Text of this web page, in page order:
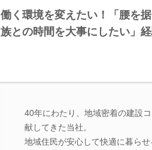
働く環境を変えたい！「腰を
族との時間を大事にしたい」
40年にわたり、地域密着の建設
献してきた当社。
地域住民が安心して快適に暮ら